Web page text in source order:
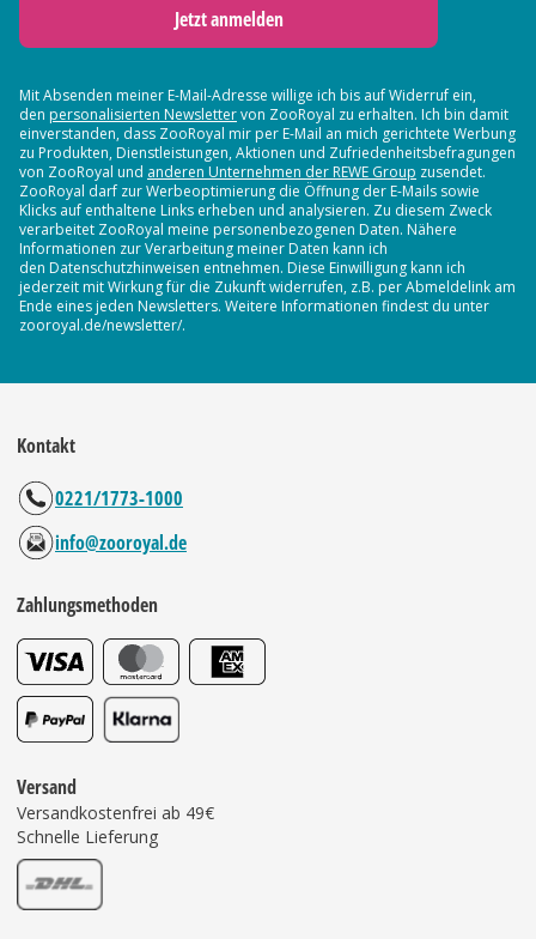
Jetzt anmelden
Mit Absenden meiner E-Mail-Adresse willige ich bis auf Widerruf ein,
den personalisierten Newslettervon ZooRoyal zu erhalten. Ich bin damit
einverstanden, dass ZooRoyal mir per E-Mail an mich gerichtete Werbung
zu Produkten, Dienstleistungen, Aktionen und Zufriedenheitsbefragungen
von ZooRoyal und anderen Unternehmen der REWE Group zusendet.
ZooRoyal darf zur Werbeoptimierung die Öffnung der E-Mails sowie
Klicks auf enthaltene Links erheben und analysieren. Zu diesem Zweck
verarbeitet ZooRoyal meine personenbezogenen Daten. Nähere
Informationen zur Verarbeitung meiner Daten kann ich
den Datenschutzhinweisen entnehmen. Diese Einwilligung kann ich
jederzeit mit Wirkung für die Zukunft widerrufen, z.B. per Abmeldelink am
Ende eines jeden Newsletters. Weitere Informationen findest du unter
zooroyal.de/newsletter/.
Kontakt
0221/1773-1000
info@zooroyal.de
Zahlungsmethoden
Versand
Versandkostenfrei ab 49€
Schnelle Lieferung